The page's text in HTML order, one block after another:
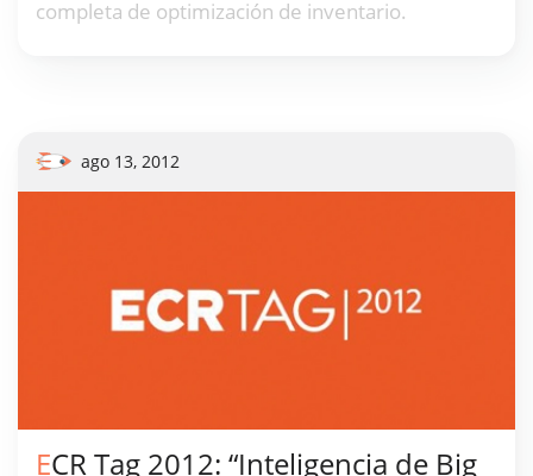
completa de optimización de inventario.
ago 13, 2012
ECR Tag 2012: “Inteligencia de Big